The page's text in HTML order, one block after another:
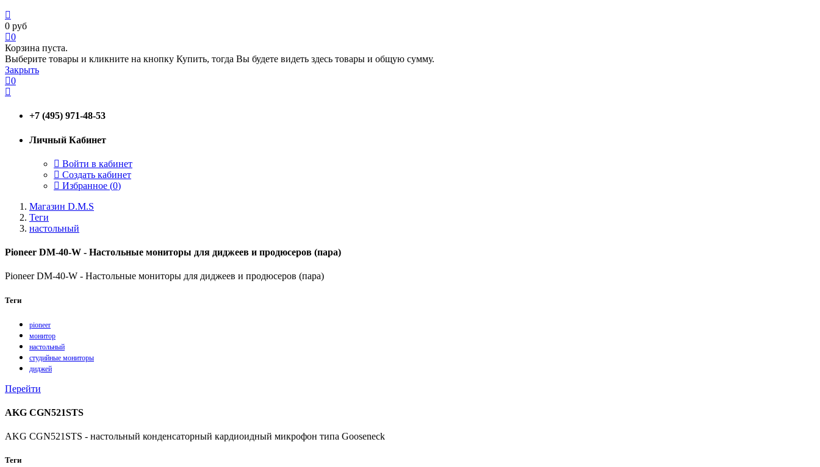
0 руб
0
Корзина пуста.
Выберите товары и кликните на кнопку Купить, тогда Вы будете видеть здесь товары и общую сумму.
Закрыть
0
+7 (495) 971-48-53
Личный Кабинет
Войти в кабинет
Создать кабинет
Избранное (0)
Магазин D.M.S
Теги
настольный
Pioneer DM-40-W - Настольные мониторы для диджеев и продюсеров (пара)
Pioneer DM-40-W - Настольные мониторы для диджеев и продюсеров (пара)
Теги
pioneer
монитор
настольный
студийные мониторы
диджей
Перейти
AKG CGN521STS
AKG CGN521STS - настольный конденсаторный кардиоидный микрофон типа Gooseneck
Теги